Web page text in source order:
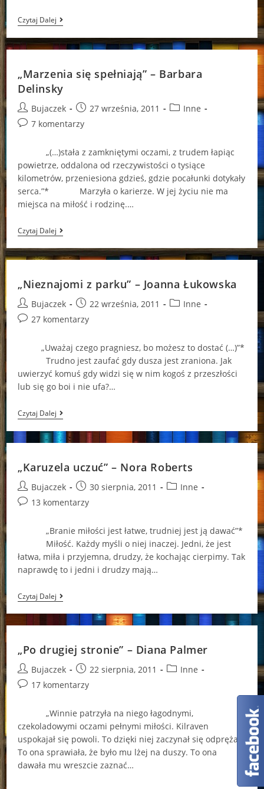
Czytaj Dalej„Sto
Dni
Po
Ślubie”
Emily
Giffin
„Marzenia się spełniają” – Barbara
Delinsky
Post
author:
Bujaczek
Post
published:
27 września, 2011
PostInne
Post7 komentarzy
„(…)stała z zamkniętymi oczami, z trudem łapiąc
powietrze, oddalona od rzeczywistości o tysiące
kilometrów, przeniesiona gdzieś, gdzie pocałunki dotykały
serca.”* Marzyła o karierze. W jej życiu nie ma
miejsca na miłość i rodzinę.…
Czytaj Dalej„Marzenia
Się
Spełniają”
–
Delinsky
„Nieznajomi z parku” – Joanna Łukowska
Post
author:
Bujaczek
Post
published:
22 września, 2011
PostInne
Post27 komentarzy
„Uważaj czego pragniesz, bo możesz to dostać (…)”*
Trudno jest zaufać gdy dusza jest zraniona. Jak
uwierzyć komuś gdy widzi się w nim kogoś z przeszłości
lub się go boi i nie ufa?…
Czytaj Dalej„Nieznajomi
Z
Parku”
–
Łukowska
„Karuzela uczuć” – Nora Roberts
Post
author:
Bujaczek
Post
published:
30 sierpnia, 2011
PostInne
Post13 komentarzy
„Branie miłości jest łatwe, trudniej jest ją dawać”*
Miłość. Każdy myśli o niej inaczej. Jedni, że jest
łatwa, miła i przyjemna, drudzy, że kochając cierpimy. Tak
naprawdę to i jedni i drudzy mają…
Czytaj Dalej„Karuzela
Uczuć”
–
Nora
„Po drugiej stronie” – Diana Palmer
Post
author:
Bujaczek
Post
published:
22 sierpnia, 2011
PostInne
Post17 komentarzy
„Winnie patrzyła na niego łagodnymi,
czekoladowymi oczami pełnymi miłości. Kilraven
uspokajał się powoli. To dzięki niej zaczynał się odprężać.
To ona sprawiała, że było mu lżej na duszy. To ona
dawała mu wreszcie zaznać…